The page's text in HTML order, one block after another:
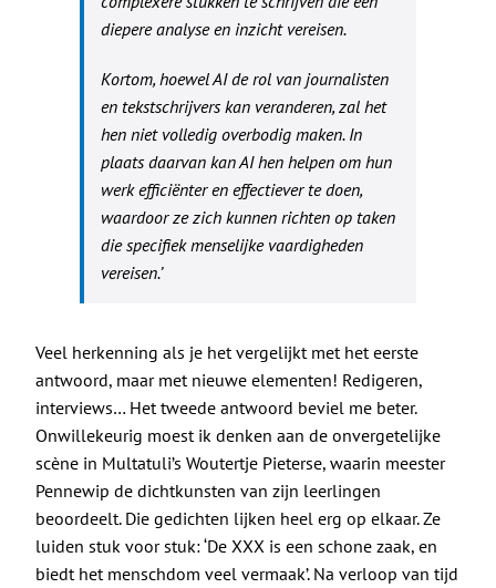
diepere analyse en inzicht vereisen.
Kortom, hoewel AI de rol van journalisten
en tekstschrijvers kan veranderen, zal het
hen niet volledig overbodig maken. In
plaats daarvan kan AI hen helpen om hun
werk efficiënter en effectiever te doen,
waardoor ze zich kunnen richten op taken
die specifiek menselijke vaardigheden
vereisen.’
Veel herkenning als je het vergelijkt met het eerste
antwoord, maar met nieuwe elementen! Redigeren,
interviews… Het tweede antwoord beviel me beter.
Onwillekeurig moest ik denken aan de onvergetelijke
scène in Multatuli’s Woutertje Pieterse, waarin meester
Pennewip de dichtkunsten van zijn leerlingen
beoordeelt. Die gedichten lijken heel erg op elkaar. Ze
luiden stuk voor stuk: ‘De XXX is een schone zaak, en
biedt het menschdom veel vermaak’. Na verloop van tijd